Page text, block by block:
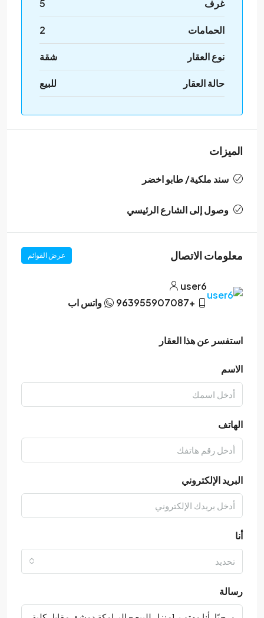
غرف 5
الحمامات 2
نوع العقار شقة
حالة العقار للبيع
الميزات
سند ملكية/ طابو اخضر
وصول إلى الشارع الرئيسي
معلومات الاتصال عرض القوائم
user6
+963955907087
واتس اب
استفسر عن هذا العقار
الاسم
الهاتف
البريد الإلكتروني
أنا
تحديد
رسالة